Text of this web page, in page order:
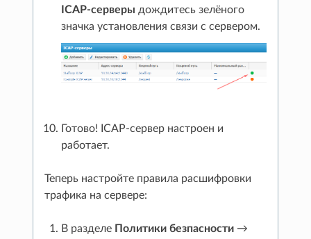
ICAP-серверы дождитесь зелёного
значка установления связи с сервером.
Готово! ICAP-сервер настроен и
работает.
Теперь настройте правила расшифровки
трафика на сервере:
В разделе Политики безпасности →